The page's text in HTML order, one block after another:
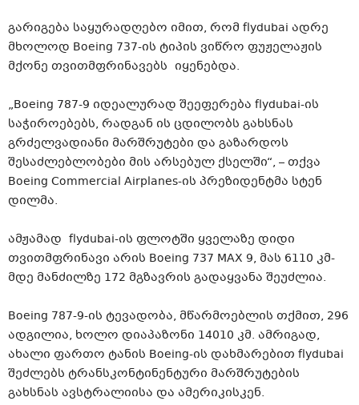
გარიგება საყურადღებო იმით, რომ flydubai ადრე
მხოლოდ Boeing 737-ის ტიპის ვიწრო ფუჟელაჟის
მქონე თვითმფრინავებს იყენებდა.
„Boeing 787-9 იდეალურად შეეფერება flydubai-ის
საჭიროებებს, რადგან ის ცდილობს გახსნას
გრძელვადიანი მარშრუტები და გაზარდოს
შესაძლებლობები მის არსებულ ქსელში“, – თქვა
Boeing Commercial Airplanes-ის პრეზიდენტმა სტენ
დილმა.
ამჟამად flydubai-ის ფლოტში ყველაზე დიდი
თვითმფრინავი არის Boeing 737 MAX 9, მას 6110 კმ-
მდე მანძილზე 172 მგზავრის გადაყვანა შეუძლია.
Boeing 787-9-ის ტევადობა, მწარმოებლის თქმით, 296
ადგილია, ხოლო დიაპაზონი 14010 კმ. ამრიგად,
ახალი ფართო ტანის Boeing-ის დახმარებით flydubai
შეძლებს ტრანსკონტინენტური მარშრუტების
გახსნას ავსტრალიისა და ამერიკისკენ.